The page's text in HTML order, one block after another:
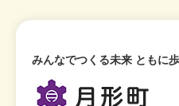
みんなでつくる未来 ともに